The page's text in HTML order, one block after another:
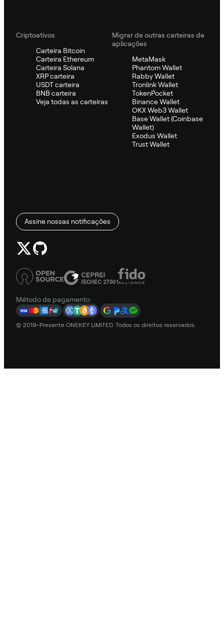
Criptoativos
Carteira Bitcoin
Carteira Ethereum
Carteira Solana
XRP carteira
USDT carteira
BNB carteira
Veja todas as carteiras
Migrar de outras carteiras de
aplicações
MetaMask
Phantom Wallet
Rabby Wallet
Tronlink Wallet
TokenPocket
Binance Wallet
OKX Web3 Wallet
Base Wallet (Coinbase
Wallet)
Exodus Wallet
Trust Wallet
Assine nossas notificações
Método de pagamento
© 2019–Presente ONEKEY LIMITED. Todos os direitos reservados.